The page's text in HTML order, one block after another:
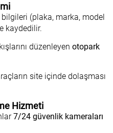
(plaka, marka, model
kaydedilir.
düzenleyen otopark
site içinde dolaşması
Hizmeti
7/24 güvenlik kameraları